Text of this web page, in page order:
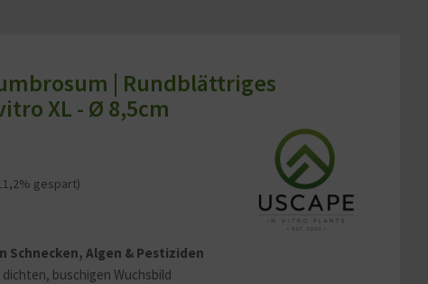
erklären
dass Sie die Datenschutzerklärung
| Rundblättriges
XL - Ø 8,5cm
Algen & Pestiziden
buschigen Wuchsbild
% gespart)